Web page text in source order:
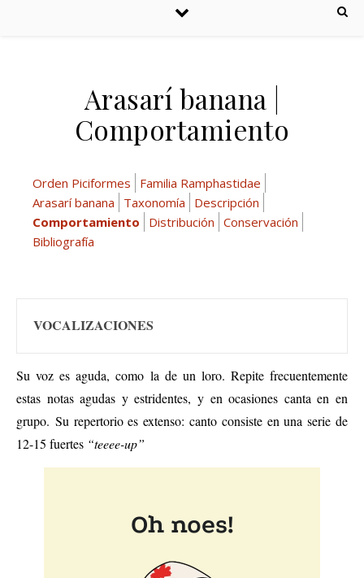
Arasarí banana |
Comportamiento
Orden Piciformes
Familia Ramphastidae
Arasarí banana
Taxonomía
Descripción
Comportamiento
Distribución Conservación
Bibliografía
VOCALIZACIONES
Su voz es aguda, como la de un loro. Repite frecuentemente
estas notas agudas y estridentes, y enocasiones canta enen
grupo. Su repertorio es extenso: canto consiste en una serie de
12-15 fuertes “teeee-up”